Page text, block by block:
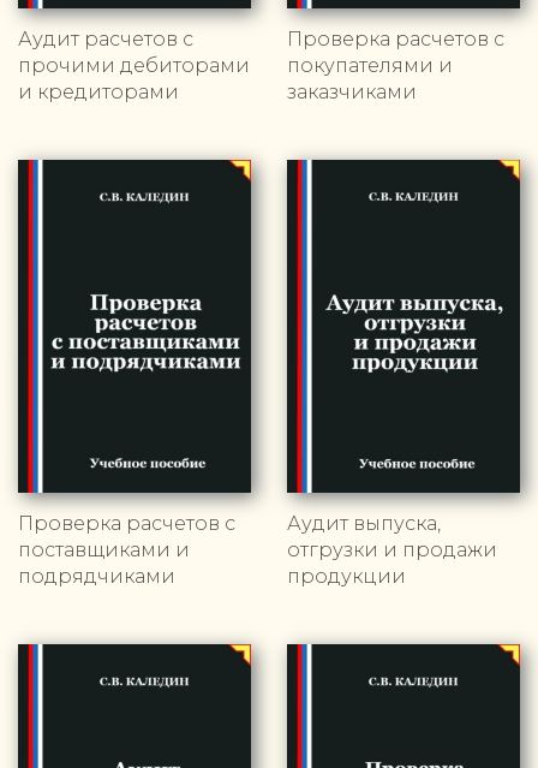
Аудит расчетов с
прочими дебиторами
и кредиторами
Проверка расчетов с
покупателями и
заказчиками
Проверка расчетов с
поставщиками и
подрядчиками
Аудит выпуска,
отгрузки и продажи
продукции